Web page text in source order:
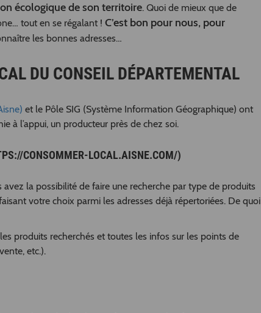
écologique de son territoire. Quoi de mieux que de
tout en se régalant ! C’est bon pour nous, pour
les bonnes adresses…
DU CONSEIL DÉPARTEMENTAL
et le Pôle SIG (Système Information Géographique) ont
à l’appui, un producteur près de chez soi.
CONSOMMER-LOCAL.AISNE.COM/)
la possibilité de faire une recherche par type de produits
votre choix parmi les adresses déjà répertoriées. De quoi
produits recherchés et toutes les infos sur les points de
etc.).